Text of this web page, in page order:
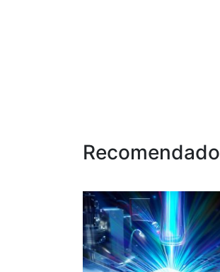
Recomendado